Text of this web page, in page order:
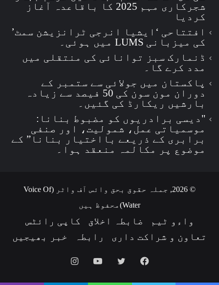
شجرکاری مہم 2025 کا باقاعدہ آغاز
کردیا
افتتاحی ‘ایشیا انرجی ٹرانزیشن سمٹ’
کی میزبانی LUMS میں ہوئی۔
ڈنمارک سبز توانائی کی منتقلی میں
مدد کرے گا۔
پاکستان میں جولائی سے ستمبر کے
دوران مون سون کی 50 فیصد سے زیادہ
بارشیں ریکارڈ کی گئیں۔
"دیسی برادریوں کو مضبوط بنانا:
موسمیاتی عمل، شمولیت، اور صنفی
برابری کے ذریعے بااختیار بنانا” کے
موضوع پر مکالمہ منعقد ہوا۔
© 2026, جملہ حقوق بحق وائس آف واٹر (Voice Of
Water)محفوظ ہیں
واءو ٹیم ضابطہ اخلاق
کاپی رائٹس
تعاون و شراکت داری
رابطہ خبر بھیجیں
Facebook
Twitter
YouTube